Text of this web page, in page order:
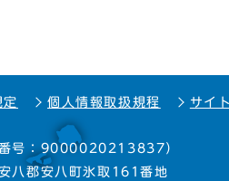
定 個人情報取扱規程 サイ
番号：9000020213837）
八郡安八町氷取161番地